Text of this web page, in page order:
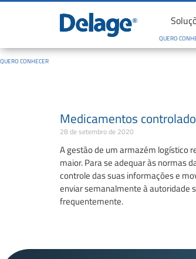
QUERO
QUERO CONHECER
Medicamentos
28 de setembro de 2020
A gestão de um armazém logístico
maior. Para se adequar às normas
controle das suas informações e
enviar semanalmente à autoridade
frequentemente.